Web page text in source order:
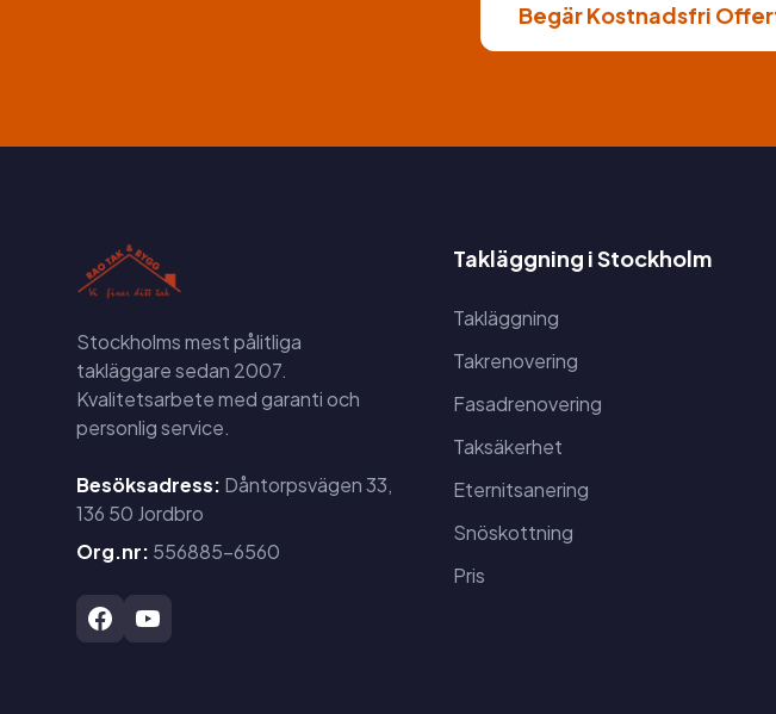
Begär Kostnadsfri
Stockholms mest pålitliga
takläggare sedan 2007.
Kvalitetsarbete med garanti och
personlig service.
Besöksadress: Dåntorpsvägen 33,
136 50 Jordbro
Org.nr: 556885-6560
Takläggning i Stockholm
Takläggning
Takrenovering
Fasadrenovering
Taksäkerhet
Eternitsanering
Snöskottning
Pris